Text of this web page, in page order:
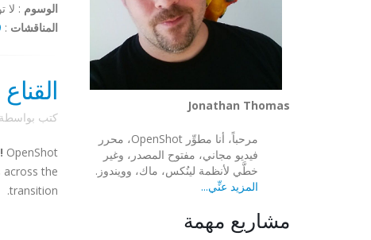
الوسوم : لا
المناقشات :
كتب بواسطة
OpenShot
the
transition.
Jonathan Thomas
مرحباً، أنا مطوِّر OpenShot، محرر
فيديو مجاني، مفتوح المصدر، وغير
خطَّي لأنظمة لينُكس، ماك، وويندوز.
المزيد عنِّي...
مشاريع مهمة